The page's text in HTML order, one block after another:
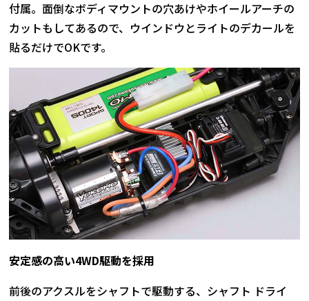
付属。面倒なボディマウントの穴あけやホイールアーチの
カットもしてあるので、ウインドウとライトのデカールを
貼るだけでOKです。
安定感の高い4WD駆動を採用
前後のアクスルをシャフトで駆動する、シャフト ドライ